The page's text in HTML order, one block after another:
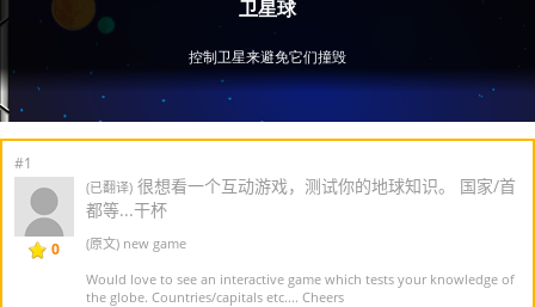
#1
0
(已翻译) 很想看一个互动游戏，测试你的地球知识。 国家/首
都等...干杯
(原文) new game
Would love to see an interactive game which tests your knowledge of
the globe. Countries/capitals etc.... Cheers